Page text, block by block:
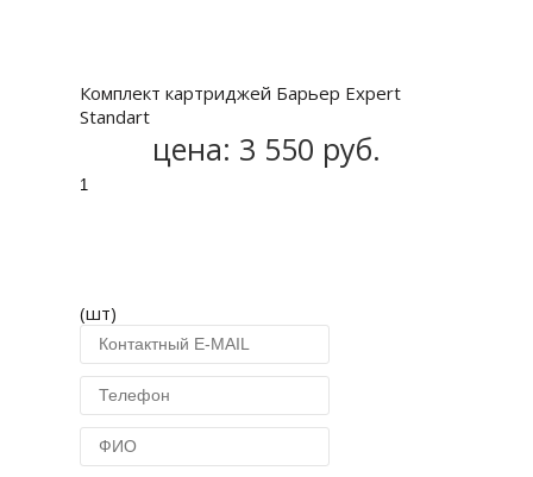
Комплект картриджей Барьер Expert
Standart
цена: 3 550 руб.
(шт)